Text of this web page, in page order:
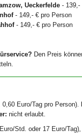
Ueckerfelde - 139,-
- 149,- € pro Person
- 149,- € pro Person
Den Preis
Euro/Tag pro Person).
nicht erlaubt.
Std. oder 17 Euro/